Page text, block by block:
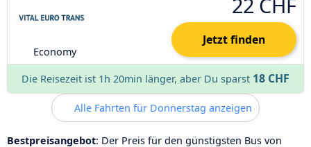
Economy
Jetzt finden
Die Reisezeit ist 1h 20min länger, aber Du sparst 18 CHF
Alle Fahrten für Donnerstag anzeigen
Bestpreisangebot: Der Preis für den günstigsten Bus von